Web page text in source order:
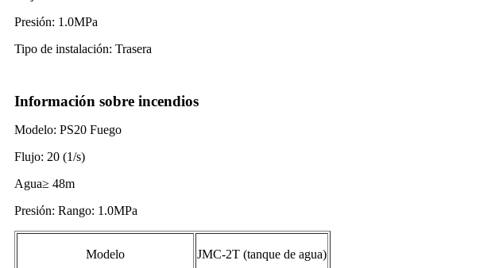
Presión: 1.0MPa
Tipo de instalación: Trasera
Información sobre incendios
Modelo: PS20 Fuego
Flujo: 20 (1/s)
Agua≥ 48m
Presión: Rango: 1.0MPa
Modelo JMC-2T (tanque de agua)